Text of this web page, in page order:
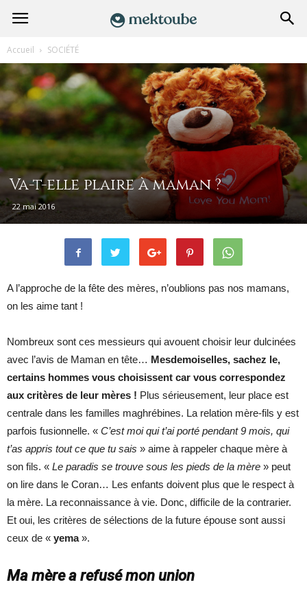
Accueil SOCIÉTÉ
Va-t-elle plaire à maman ?
22 mai 2016
A l’approche de la fête des mères, n’oublions pas nos mamans,
on les aime tant !
Nombreux sont ces messieurs qui avouent choisir leur dulcinées
avec l’avis de Maman en tête… Mesdemoiselles, sachez le,
certains hommes vous choisissent car vous correspondez
aux critères de leur mères ! Plus sérieusement, leur place est
centrale dans les familles maghrébines. La relation mère-fils y est
parfois fusionnelle. « C’est moi qui t’ai porté pendant 9 mois, qui
t’as appris tout ce que tu sais » aime à rappeler chaque mère à
son fils. « Le paradis se trouve sous les pieds de la mère » peut
on lire dans le Coran… Les enfants doivent plus que le respect à
la mère. La reconnaissance à vie. Donc, difficile de la contrarier.
Et oui, les critères de sélections de la future épouse sont aussi
ceux de « yema».
Ma mère a refusé mon union